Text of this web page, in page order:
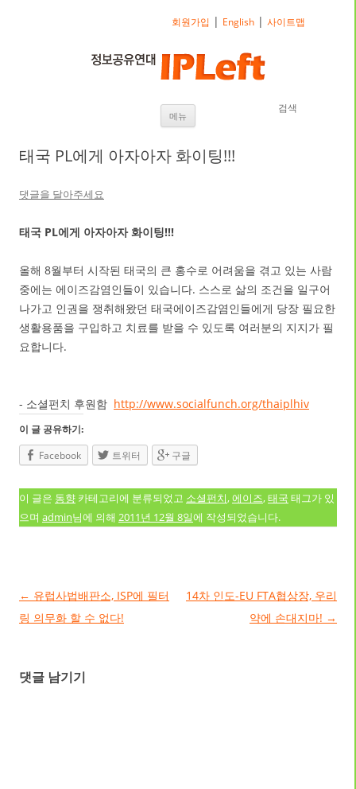
메뉴 내용으로 바로가기검색
회원가입 | English |사이트맵
태국 PL에게 아자아자 화이팅!!!
댓글을 달아주세요
태국 PL에게 아자아자 화이팅!!!
올해 8월부터 시작된 태국의 큰 홍수로 어려움을 겪고 있는 사람
중에는 에이즈감염인들이 있습니다. 스스로 삶의 조건을 일구어
나가고 인권을 쟁취해왔던 태국에이즈감염인들에게 당장 필요한
생활용품을 구입하고 치료를 받을 수 있도록 여러분의 지지가 필
요합니다.
- 소셜펀치 후원함 http://www.socialfunch.org/thaiplhiv
이 글 공유하기:
Facebook
트위터 구글
이 글은 동향 카테고리에 분류되었고 소셜펀치,에이즈,태국 태그가 있
으며 admin님에 의해 2011년 12월 8일에 작성되었습니다.
글 네비게이션
← 유럽사법배판소, ISP에 필터
링 의무화 할 수 없다!
14차 인도-EU FTA협상장, 우리
약에 손대지마! →
댓글 남기기